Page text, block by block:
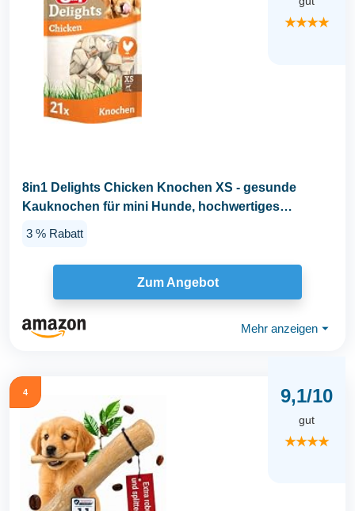
★★★★
8in1 Delights Chicken Knochen XS - gesunde
Kauknochen für mini Hunde, hochwertiges
3 % Rabatt
Zum Angebot
Mehr anzeigen ⏷
4 9,1/10
gut
★★★★